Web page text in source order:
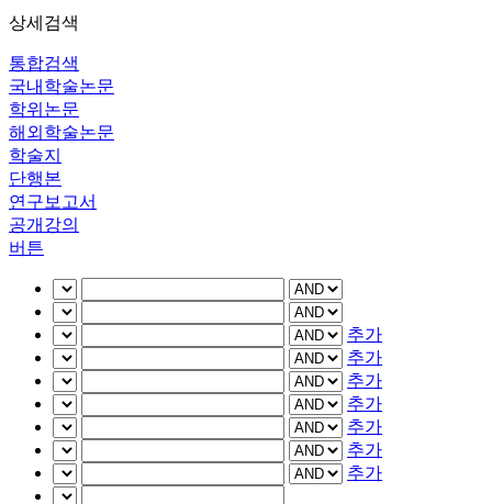
상세검색
통합검색
국내학술논문
학위논문
해외학술논문
학술지
단행본
연구보고서
공개강의
버튼
추가
추가
추가
추가
추가
추가
추가